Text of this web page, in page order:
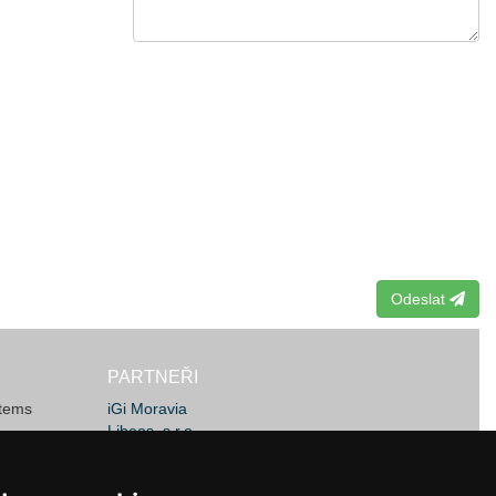
Odeslat
PARTNEŘI
iGi Moravia
Libeos, s.r.o.